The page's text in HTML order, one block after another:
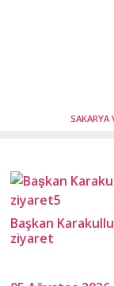
SAKARYA
Başkan
ziyaret